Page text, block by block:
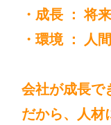
・成長 ： 将
・環境 ： 人
会社が成長で
だから、人材